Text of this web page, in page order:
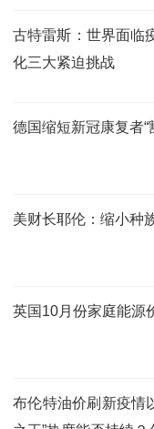
古特雷斯：世界面临
化三大紧迫挑战
德国缩短新冠康复者“
美财长耶伦：缩小种
英国10月份家庭能源
布伦特油价刷新疫情